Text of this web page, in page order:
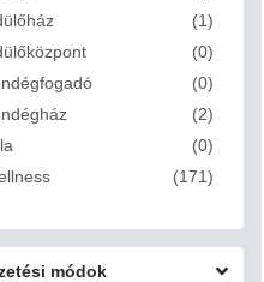
(1)
(0)
(0)
(2)
(0)
(171)
módok